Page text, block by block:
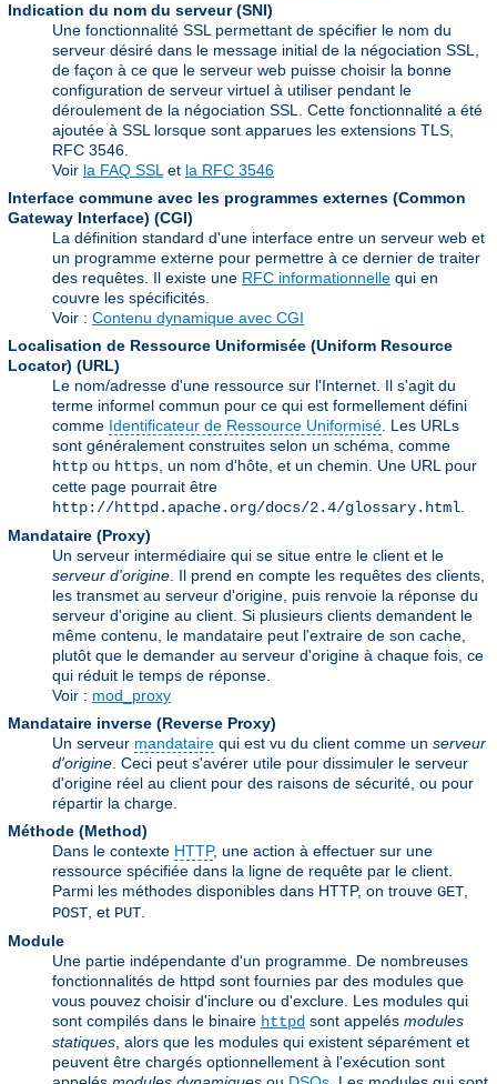
Indication du nom du serveur (SNI)
Une fonctionnalité SSL permettant de spécifier le nom du
serveur désiré dans le message initial de la négociation SSL,
de façon à ce que le serveur web puisse choisir la bonne
configuration de serveur virtuel à utiliser pendant le
déroulement de la négociation SSL. Cette fonctionnalité a été
ajoutée à SSL lorsque sont apparues les extensions TLS,
RFC 3546.
Voir la FAQ SSL et la RFC 3546
Interface commune avec les programmes externes (Common
Gateway Interface) (CGI)
La définition standard d'une interface entre un serveur web et
un programme externe pour permettre à ce dernier de traiter
des requêtes. Il existe une RFC informationnelle qui en
couvre les spécificités.
Voir : Contenu dynamique avec CGI
Localisation de Ressource Uniformisée (Uniform Resource
Locator) (URL)
Le nom/adresse d'une ressource sur l'Internet. Il s'agit du
terme informel commun pour ce qui est formellement défini
comme Identificateur de Ressource Uniformisé . Les URLs
sont généralement construites selon un schéma, comme
http ou https , un nom d'hôte, et un chemin. Une URL pour
cette page pourrait être
http://httpd.apache.org/docs/2.4/glossary.html
Mandataire (Proxy)
Un serveur intermédiaire qui se situe entre le client et le
serveur d'origine . Il prend en compte les requêtes des clients,
les transmet au serveur d'origine, puis renvoie la réponse du
serveur d'origine au client. Si plusieurs clients demandent le
même contenu, le mandataire peut l'extraire de son cache,
plutôt que le demander au serveur d'origine à chaque fois, ce
qui réduit le temps de réponse.
Voir : mod_proxy
Mandataire inverse (Reverse Proxy)
Un serveur mandataire qui est vu du client comme un serveur
d'origine . Ceci peut s'avérer utile pour dissimuler le serveur
d'origine réel au client pour des raisons de sécurité, ou pour
répartir la charge.
Méthode (Method)
Dans le contexte HTTP, une action à effectuer sur une
ressource spécifiée dans la ligne de requête par le client.
Parmi les méthodes disponibles dans HTTP, on trouve GET
POST , et PUT
Module
Une partie indépendante d'un programme. De nombreuses
fonctionnalités de httpd sont fournies par des modules que
vous pouvez choisir d'inclure ou d'exclure. Les modules qui
sont compilés dans le binaire httpd sont appelés modules
statiques , alors que les modules qui existent séparément et
peuvent être chargés optionnellement à l'exécution sont